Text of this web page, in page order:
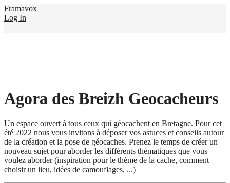
Framavox
Log In
Agora des Breizh Geocacheurs
Un espace ouvert à tous ceux qui géocachent en Bretagne. Pour cet
été 2022 nous vous invitons à déposer vos astuces et conseils autour
de la création et la pose de géocaches. Prenez le temps de créer un
nouveau sujet pour aborder les différents thématiques que vous
voulez aborder (inspiration pour le thème de la cache, comment
choisir un lieu, idées de camouflages, ...)